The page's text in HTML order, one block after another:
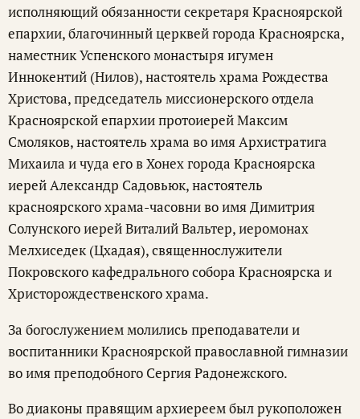
исполняющий обязанности секретаря Красноярской
епархии, благочинный церквей города Красноярска,
наместник Успенского монастыря игумен
Иннокентий (Нилов), настоятель храма Рождества
Христова, председатель миссионерского отдела
Красноярской епархии протоиерей Максим
Смоляков, настоятель храма во имя Архистратига
Михаила и чуда его в Хонех города Красноярска
иерей Александр Садовьюк, настоятель
красноярского храма-часовни во имя Димитрия
Солунского иерей Виталий Вальтер, иеромонах
Мелхиседек (Цхадая), священнослужители
Покровского кафедрального собора Красноярска и
Христорождественского храма.
За богослужением молились преподаватели и
воспитанники Красноярской православной гимназии
во имя преподобного Сергия Радонежского.
Во диаконы правящим архиереем был рукоположен